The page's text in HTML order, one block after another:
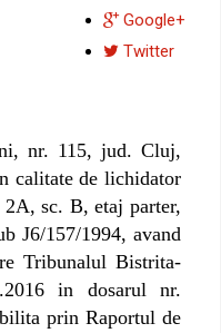
Google+
Twitter
nr. 115, jud. Cluj,
calitate de lichidator
sc. B, etaj parter,
J6/157/1994, avand
Tribunalul Bistrita-
in dosarul nr.
prin Raportul de